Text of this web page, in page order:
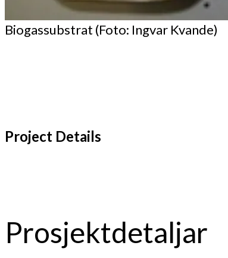
Biogassubstrat (Foto: Ingvar Kvande)
Project Details
Prosjektdetaljar